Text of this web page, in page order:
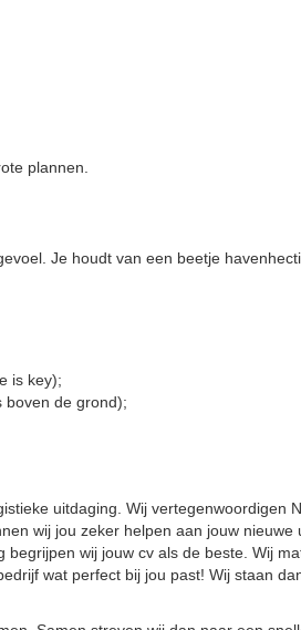
plannen.
Je houdt van een beetje
is key);
boven de grond);
uitdaging. Wij vertegenwoordigen
wij jou zeker helpen aan jouw nieuwe
wij jouw cv als de beste. Wij
wat perfect bij jou past! Wij staan